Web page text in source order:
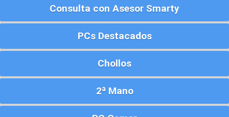
Consulta con Asesor Smarty
PCs Destacados
Chollos
2ª Mano